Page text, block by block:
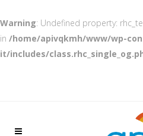
Warning: Undefined property:
in /home/apivqkmh/www/wp-
it/includes/